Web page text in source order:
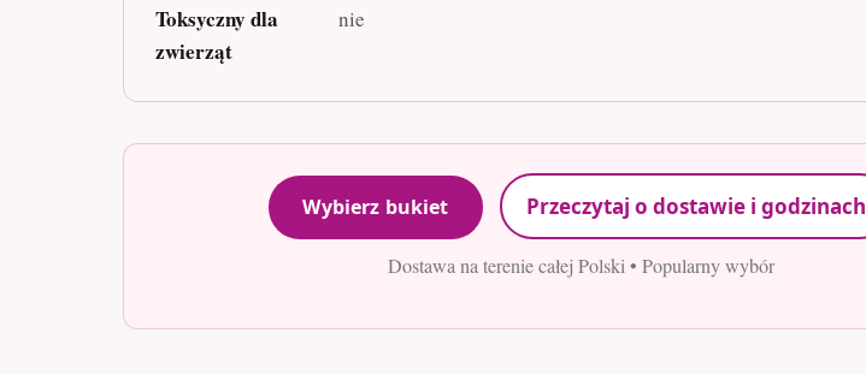
Toksyczny dla
zwierząt
nie
Wybierz bukiet Przeczytaj o dostawie i godzinach
Dostawa na terenie całej Polski • Popularny wybór